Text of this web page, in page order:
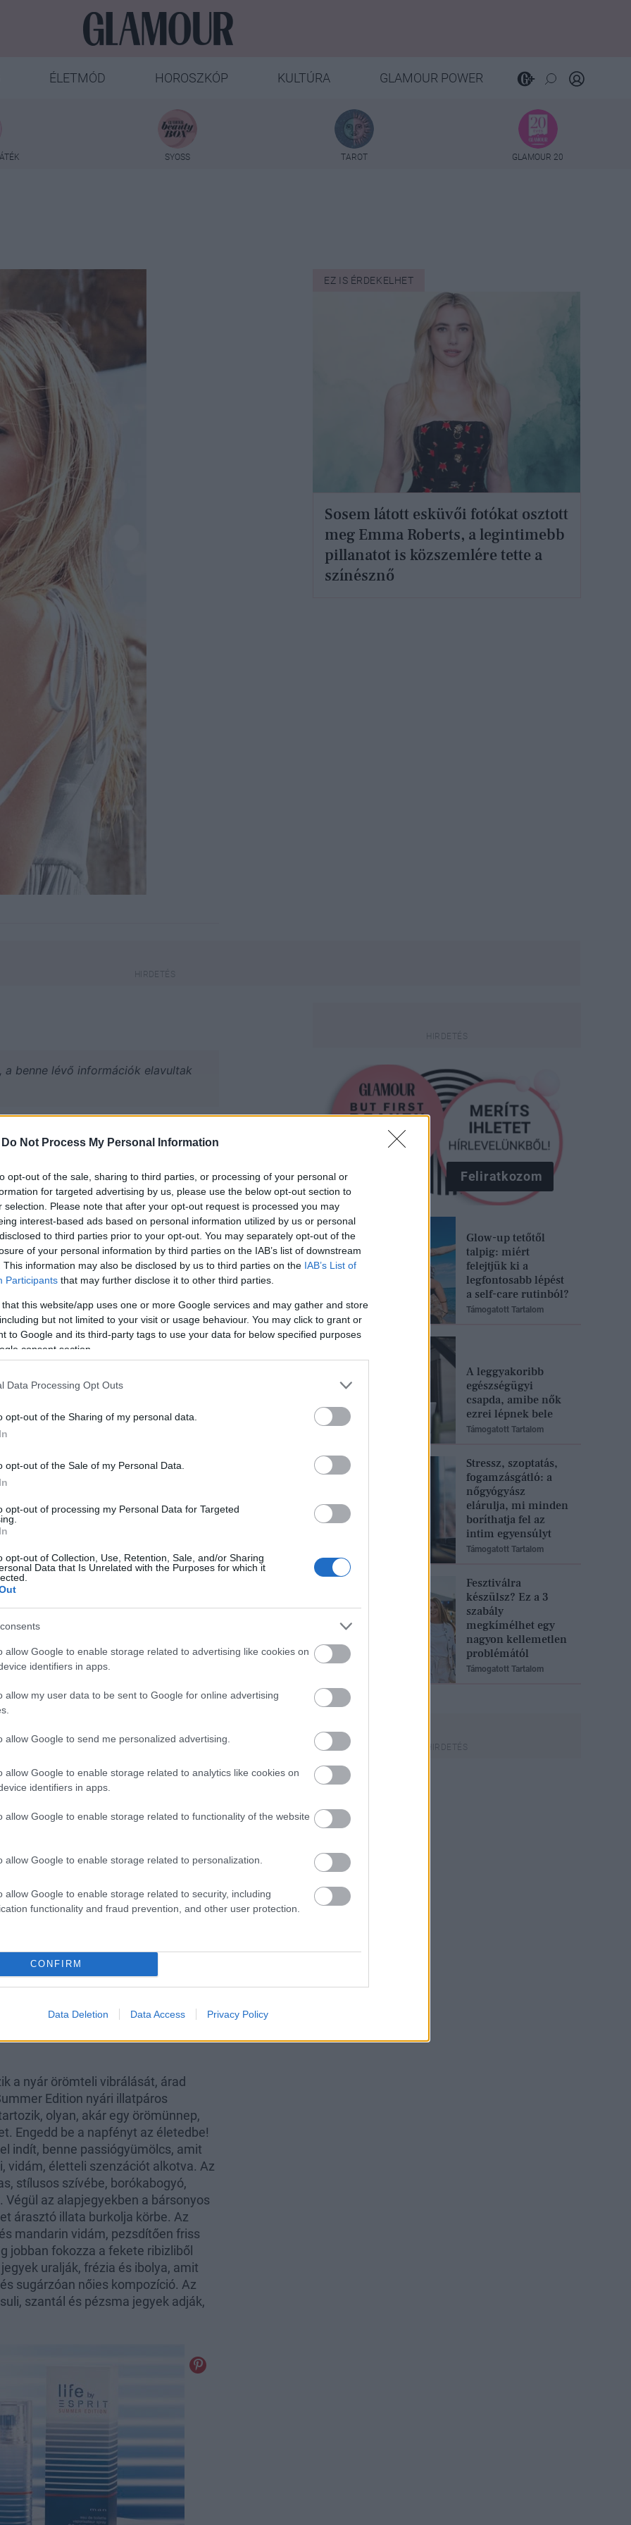
Do Not Process My Personal Information
opt-out of the sale, sharing to third parties, or processing of your personal or
for targeted advertising by us, please use the below opt-out section to
selection. Please note that after your opt-out request is processed you may
interest-based ads based on personal information utilized by us or personal
to third parties prior to your opt-out. You may separately opt-out of the
of your personal information by third parties on the IAB’s list of downstream
This information may also be disclosed by us to third parties on the IAB’s List of
Participants that may further disclose it to other third parties.
that this website/app uses one or more Google services and may gather and store
but not limited to your visit or usage behaviour. You may click to grant or
to Google and its third-party tags to use your data for below specified purposes
consent section.
Data Processing Opt Outs
opt-out of the Sharing of my personal data.
opt-out of the Sale of my Personal Data.
opt-out of processing my Personal Data for Targeted
opt-out of Collection, Use, Retention, Sale, and/or Sharing
Data that Is Unrelated with the Purposes for which it
allow Google to enable storage related to advertising like cookies on
identifiers in apps.
allow my user data to be sent to Google for online advertising
allow Google to send me personalized advertising.
allow Google to enable storage related to analytics like cookies on
identifiers in apps.
allow Google to enable storage related to functionality of the website
allow Google to enable storage related to personalization.
allow Google to enable storage related to security, including
functionality and fraud prevention, and other user protection.
CONFIRM
Data Deletion Data Access Privacy Policy
ÉLETMÓD HOROSZKÓP KULTÚRA GLAMOUR POWER
SYOSS TAROT GLAMOUR 20
EZ IS ÉRDEKELHET
Sosem látott esküvői fotókat osztott
meg Emma Roberts, a legintimebb
pillanatot is közszemlére tette a
színésznő
benne lévő információk elavultak
Pinterest
amelyek között Te
érzéki! A női változatban, a For Her
Lédús dinnye, és menta a
az illatot. A férfi változatban, a For
és egy kis bazsalikom nyílik meg
és boróka bogyóval vetiver
a nyár örömteli vibrálását, árad
Edition nyári illatpáros
olyan, akár egy örömünnep,
Engedd be a napfényt az életedbe!
indít, benne passiógyümölcs, amit
vidám, életteli szenzációt alkotva. Az
stílusos szívébe, borókabogyó,
az alapjegyekben a bársonyos
árasztó illata burkolja körbe. Az
mandarin vidám, pezsdítően friss
jobban fokozza a fekete ribizliből
uralják, frézia és ibolya, amit
sugárzóan nőies kompozíció. Az
szantál és pézsma jegyek adják,
Feliratkozom
Glow-up tetőtől
talpig: miért
felejtjük ki a
legfontosabb lépést
a self-care rutinból?
Támogatott Tartalom
A leggyakoribb
egészségügyi
csapda, amibe nők
ezrei lépnek bele
Támogatott Tartalom
Stressz, szoptatás,
fogamzásgátló: a
nőgyógyász
elárulja, mi minden
boríthatja fel az
intim egyensúlyt
Támogatott Tartalom
Fesztiválra
készülsz? Ez a 3
szabály
megkímélhet egy
nagyon kellemetlen
problémától
Támogatott Tartalom